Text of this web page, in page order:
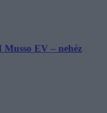
EV – nehéz